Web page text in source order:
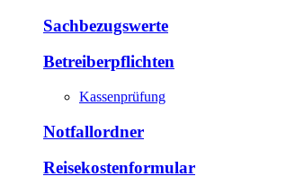
Sachbezugswerte
Betreiberpflichten
Kassenprüfung
Notfallordner
Reisekostenformular